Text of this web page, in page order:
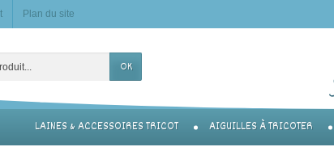
Plan du site
OK
LAINES & ACCESSOIRES TRICOT AIGUILLES À TRICOTER